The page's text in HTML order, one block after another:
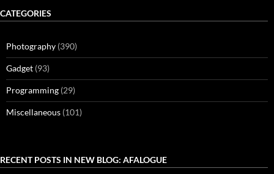
CATEGORIES
Photography (390)
Gadget (93)
Programming (29)
Miscellaneous (101)
RECENT POSTS IN NEW BLOG: AFALOGUE